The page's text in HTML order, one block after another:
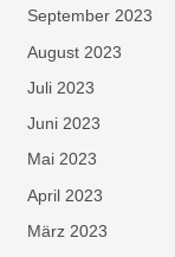
September 2023
August 2023
Juli 2023
Juni 2023
Mai 2023
April 2023
März 2023